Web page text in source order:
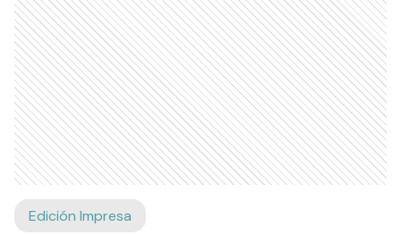
Edición Impresa